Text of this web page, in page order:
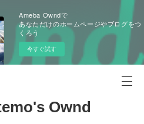
Ameba Owndで
あなただけのホームページやブログをつ
くろう
今すぐ試す
Ownd